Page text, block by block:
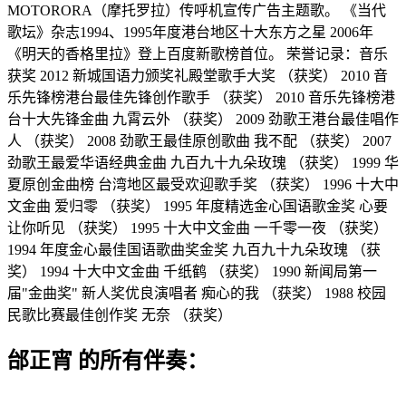
MOTORORA（摩托罗拉）传呼机宣传广告主题歌。 《当代
歌坛》杂志1994、1995年度港台地区十大东方之星 2006年
《明天的香格里拉》登上百度新歌榜首位。 荣誉记录：音乐
获奖 2012 新城国语力颁奖礼殿堂歌手大奖 （获奖） 2010 音
乐先锋榜港台最佳先锋创作歌手 （获奖） 2010 音乐先锋榜港
台十大先锋金曲 九霄云外 （获奖） 2009 劲歌王港台最佳唱作
人 （获奖） 2008 劲歌王最佳原创歌曲 我不配 （获奖） 2007
劲歌王最爱华语经典金曲 九百九十九朵玫瑰 （获奖） 1999 华
夏原创金曲榜 台湾地区最受欢迎歌手奖 （获奖） 1996 十大中
文金曲 爱归零 （获奖） 1995 年度精选金心国语歌金奖 心要
让你听见 （获奖） 1995 十大中文金曲 一千零一夜 （获奖）
1994 年度金心最佳国语歌曲奖金奖 九百九十九朵玫瑰 （获
奖） 1994 十大中文金曲 千纸鹤 （获奖） 1990 新闻局第一
届"金曲奖" 新人奖优良演唱者 痴心的我 （获奖） 1988 校园
民歌比赛最佳创作奖 无奈 （获奖）
邰正宵 的所有伴奏：